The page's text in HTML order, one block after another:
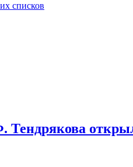
списков